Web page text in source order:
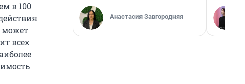
в 100
может
всех
Анастасия Завгородняя